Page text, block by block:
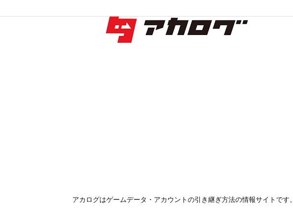
アカログはゲームデータ・アカウントの引き継ぎ方法の情報サイトです